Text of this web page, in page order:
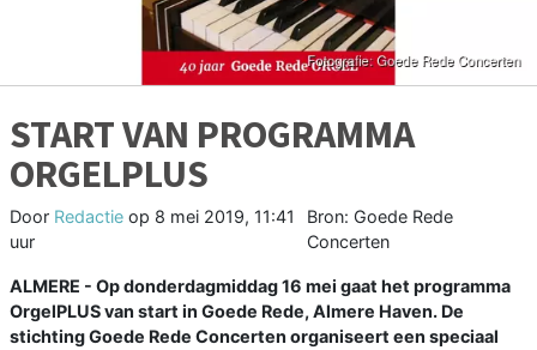
START VAN PROGRAMMA
ORGELPLUS
Door Redactie op 8 mei 2019, 11:41
uur
Bron: Goede Rede
Concerten
ALMERE - Op donderdagmiddag 16 mei gaat het programma
OrgelPLUS van start in Goede Rede, Almere Haven. De
stichting Goede Rede Concerten organiseert een speciaal